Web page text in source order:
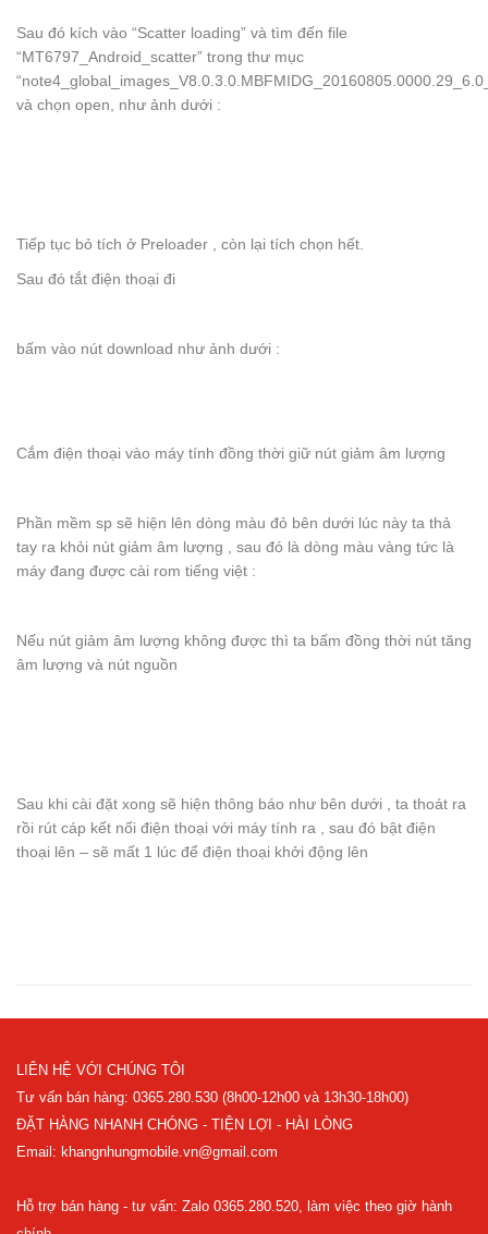
Sau đó kích vào “Scatter loading” và tìm đến file
“MT6797_Android_scatter” trong thư mục
và chọn open, như ảnh dưới :
Tiếp tục bỏ tích ở Preloader , còn lại tích chọn hết.
Sau đó tắt điện thoại đi
bấm vào nút download như ảnh dưới :
Cắm điện thoại vào máy tính đồng thời giữ nút giảm âm lượng
Phần mềm sp sẽ hiện lên dòng màu đỏ bên dưới lúc này ta thả
tay ra khỏi nút giảm âm lượng , sau đó là dòng màu vàng tức là
máy đang được cài rom tiếng việt :
Nếu nút giảm âm lượng không được thì ta bấm đồng thời nút tăng
âm lượng và nút nguồn
Sau khi cài đặt xong sẽ hiện thông báo như bên dưới , ta thoát ra
rồi rút cáp kết nối điện thoại với máy tính ra , sau đó bật điện
thoại lên – sẽ mất 1 lúc để điện thoại khởi động lên
LIÊN HỆ VỚI CHÚNG TÔI
Tư vấn bán hàng: 0365.280.530 (8h00-12h00 và 13h30-18h00)
ĐẶT HÀNG NHANH CHÓNG - TIỆN LỢI - HÀI LÒNG
Email: khangnhungmobile.vn@gmail.com
Hỗ trợ bán hàng - tư vấn: Zalo 0365.280.520, làm việc theo giờ hành